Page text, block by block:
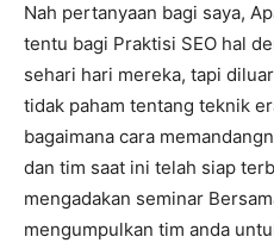
Nah pertanyaan bagi saya,
tentu bagi Praktisi SEO hal
sehari hari mereka, tapi
tidak paham tentang teknik
bagaimana cara
dan tim saat ini telah siap
mengadakan seminar
mengumpulkan tim anda